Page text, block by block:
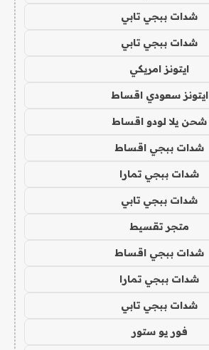
شدات ببجي تابي
شدات ببجي تابي
ايتونز امريكي
ايتونز سعودي اقساط
شحن يلا لودو اقساط
شدات ببجي اقساط
شدات ببجي تمارا
شدات ببجي تابي
متجر تقسيط
شدات ببجي اقساط
شدات ببجي تمارا
شدات ببجي تابي
فور يو ستور